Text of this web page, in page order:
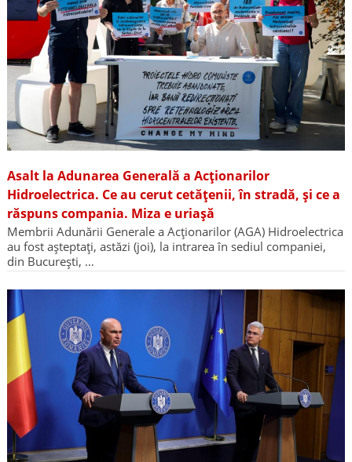
Asalt la Adunarea Generală a Acționarilor
Hidroelectrica. Ce au cerut cetățenii, în stradă, și ce a
răspuns compania. Miza e uriașă
Membrii Adunării Generale a Acționarilor (AGA) Hidroelectrica
au fost așteptați, astăzi (joi), la intrarea în sediul companiei,
din București, …